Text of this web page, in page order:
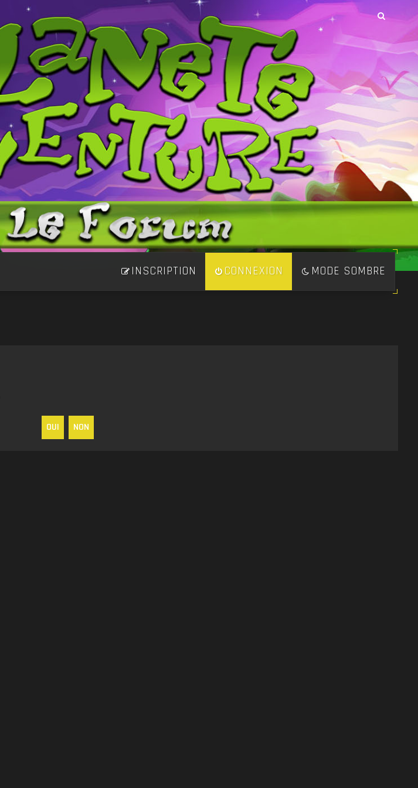
MODE SOMBRE
CONNEXION
INSCRIPTION